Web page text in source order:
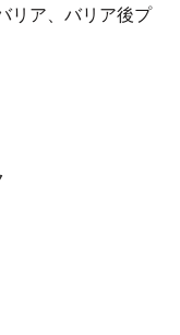
ア、バリア後プ